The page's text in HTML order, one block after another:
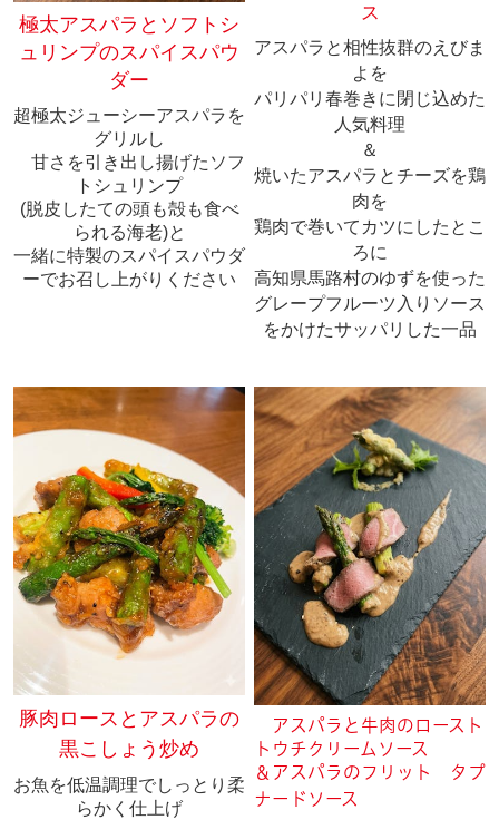
極太アスパラとソフトシ
ュリンプのスパイスパウ
ダー
超極太ジューシーアスパラを
グリルし
甘さを引き出し揚げたソフ
トシュリンプ
(脱皮したての頭も殻も食べ
られる海老)と
一緒に特製のスパイスパウダ
ーでお召し上がりください
ス
アスパラと相性抜群のえびま
よを
パリパリ春巻きに閉じ込めた
人気料理
＆
焼いたアスパラとチーズを鶏
肉を
鶏肉で巻いてカツにしたとこ
ろに
高知県馬路村のゆずを使った
グレープフルーツ入りソース
をかけたサッパリした一品
豚肉ロースとアスパラの
黒こしょう炒め
お魚を低温調理でしっとり柔
らかく仕上げ
アスパラと牛肉のロースト
トウチクリームソース
＆アスパラのフリット タプ
ナードソース